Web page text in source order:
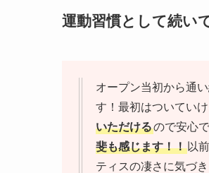
運動習慣として続い
オープン当初から通
す！最初はついてい
いただけるので安心
斐も感じます！！ 以
ティスの凄さに気づ